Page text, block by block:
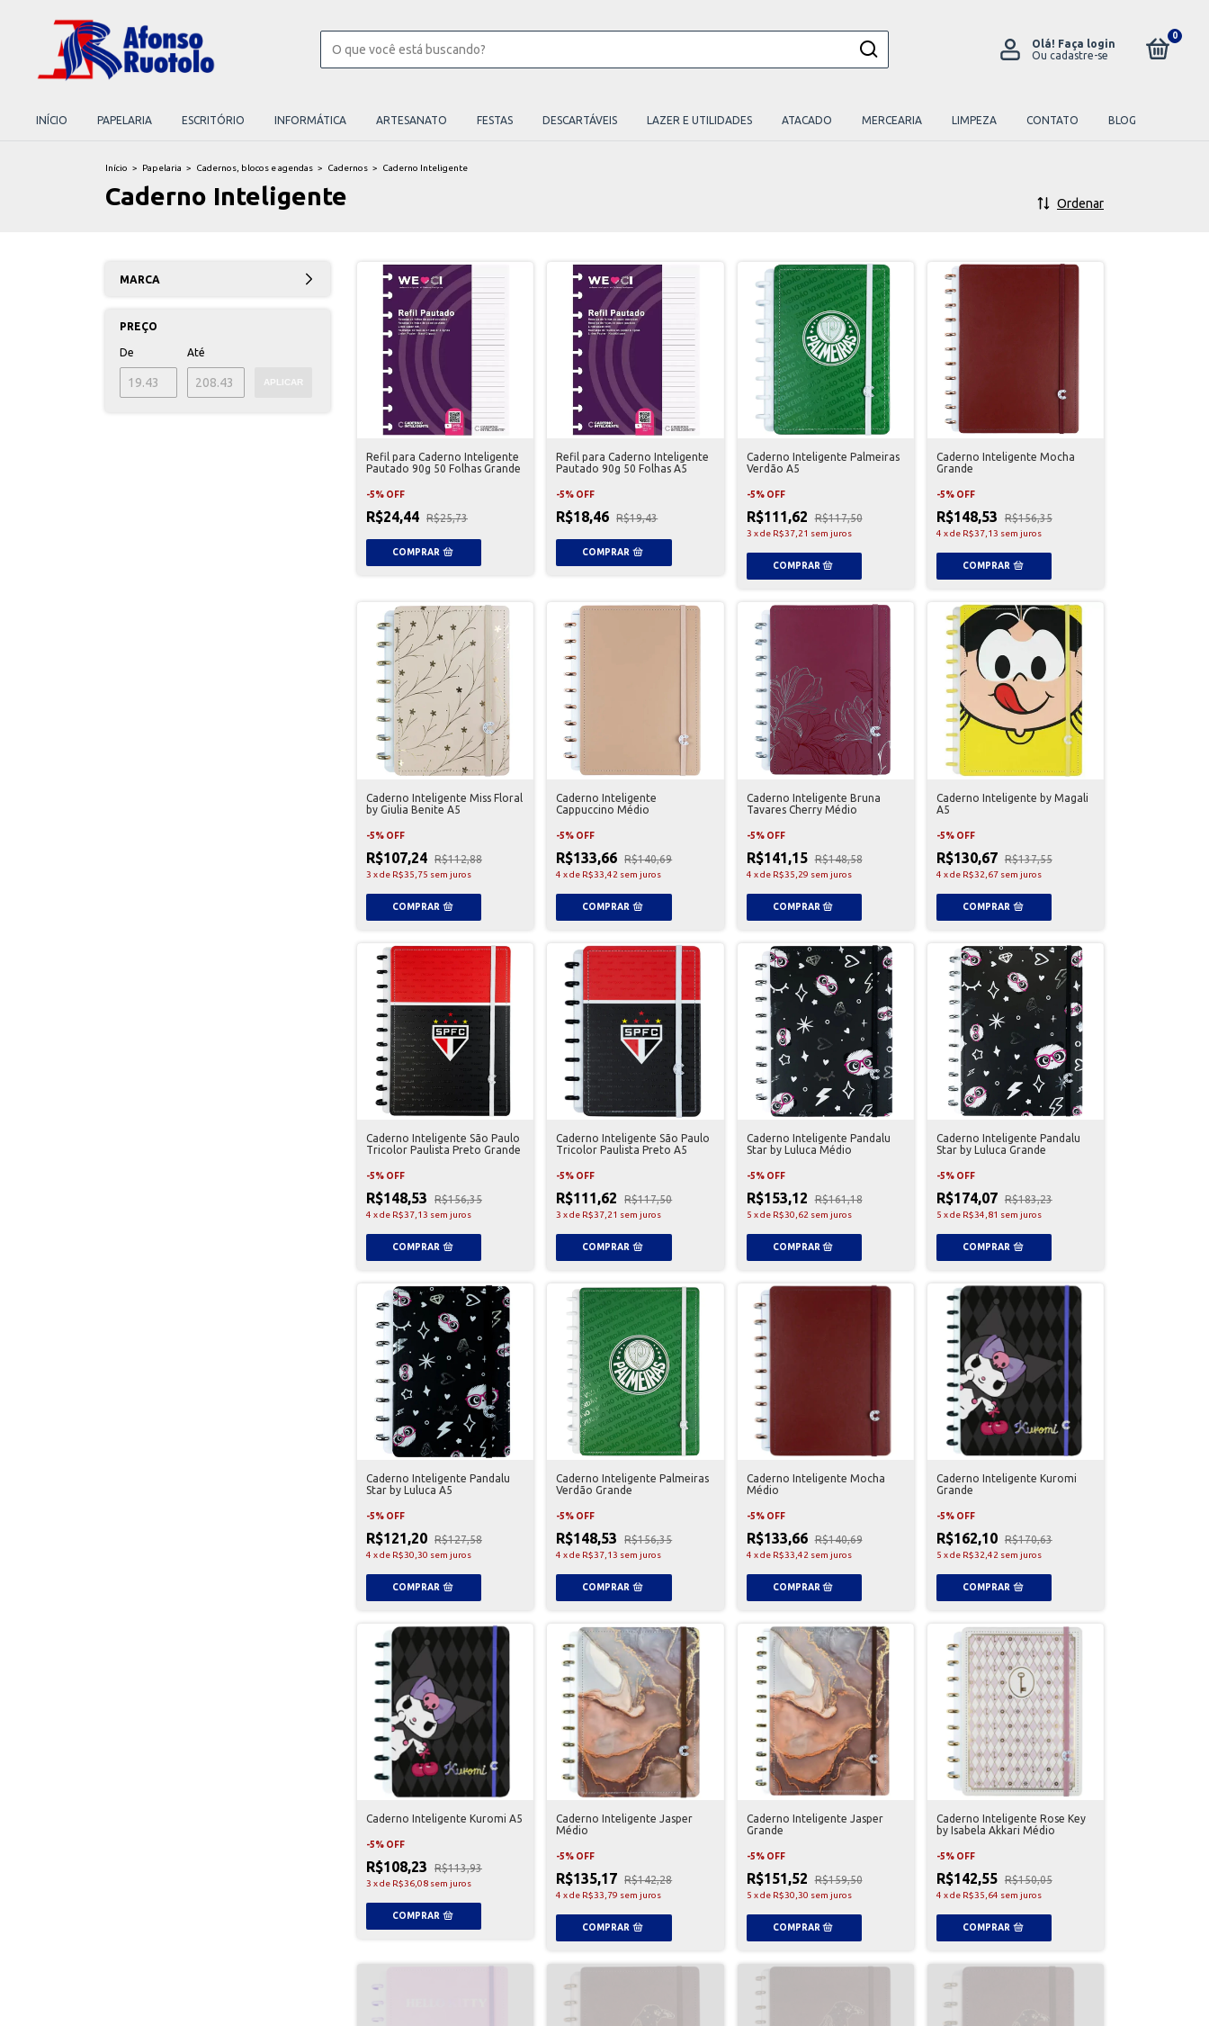
Olá! Faça login
Ou cadastre-se
0
INÍCIO PAPELARIA ESCRITÓRIO INFORMÁTICA ARTESANATO FESTAS DESCARTÁVEIS LAZER E UTILIDADES ATACADO MERCEARIA LIMPEZA CONTATO BLOG
Início > Papelaria > Cadernos, blocos e agendas > Cadernos > Caderno Inteligente
Caderno Inteligente Ordenar
MARCA
PREÇO
De Até
APLICAR
Refil para Caderno Inteligente
Pautado 90g 50 Folhas Grande
-5% OFF
R$24,44 R$25,73
Refil para Caderno Inteligente
Pautado 90g 50 Folhas A5
-5% OFF
R$18,46 R$19,43
Caderno Inteligente Palmeiras
Verdão A5
-5% OFF
R$111,62 R$117,50
3 xde R$37,21 sem juros
Caderno Inteligente Mocha
Grande
-5% OFF
R$148,53 R$156,35
4 xde R$37,13 sem juros
Caderno Inteligente Miss Floral
by Giulia Benite A5
-5% OFF
R$107,24 R$112,88
3 xde R$35,75 sem juros
Caderno Inteligente
Cappuccino Médio
-5% OFF
R$133,66 R$140,69
4 xde R$33,42 sem juros
Caderno Inteligente Bruna
Tavares Cherry Médio
-5% OFF
R$141,15 R$148,58
4 xde R$35,29 sem juros
Caderno Inteligente by Magali
A5
-5% OFF
R$130,67 R$137,55
4 xde R$32,67 sem juros
Caderno Inteligente São Paulo
Tricolor Paulista Preto Grande
-5% OFF
R$148,53 R$156,35
4 xde R$37,13 sem juros
Caderno Inteligente São Paulo
Tricolor Paulista Preto A5
-5% OFF
R$111,62 R$117,50
3 xde R$37,21 sem juros
Caderno Inteligente Pandalu
Star by Luluca Médio
-5% OFF
R$153,12 R$161,18
5 xde R$30,62 sem juros
Caderno Inteligente Pandalu
Star by Luluca Grande
-5% OFF
R$174,07 R$183,23
5 xde R$34,81 sem juros
Caderno Inteligente Pandalu
Star by Luluca A5
-5% OFF
R$121,20 R$127,58
4 xde R$30,30 sem juros
Caderno Inteligente Palmeiras
Verdão Grande
-5% OFF
R$148,53 R$156,35
4 xde R$37,13 sem juros
Caderno Inteligente Mocha
Médio
-5% OFF
R$133,66 R$140,69
4 xde R$33,42 sem juros
Caderno Inteligente Kuromi
Grande
-5% OFF
R$162,10 R$170,63
5 xde R$32,42 sem juros
Caderno Inteligente Kuromi A5
-5% OFF
R$108,23 R$113,93
3 xde R$36,08 sem juros
Caderno Inteligente Jasper
Médio
-5% OFF
R$135,17 R$142,28
4 xde R$33,79 sem juros
Caderno Inteligente Jasper
Grande
-5% OFF
R$151,52 R$159,50
5 xde R$30,30 sem juros
Caderno Inteligente Rose Key
by Isabela Akkari Médio
-5% OFF
R$142,55 R$150,05
4 xde R$35,64 sem juros